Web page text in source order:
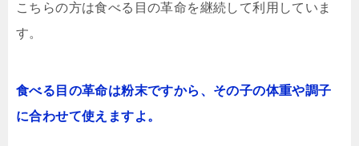
こちらの方は食べる目の革命を継続して利用していま
す。
食べる目の革命は粉末ですから、その子の体重や調子
に合わせて使えますよ。